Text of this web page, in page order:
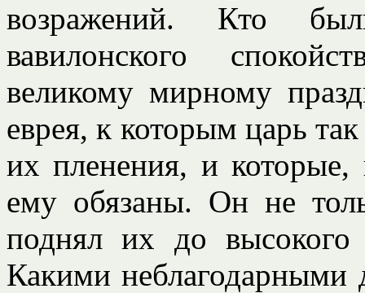
возражений. Кто
вавилонского
великому мирному
еврея, к которым царь
их пленения, и
ему обязаны. Он не
поднял их до
Какими неблагодарными